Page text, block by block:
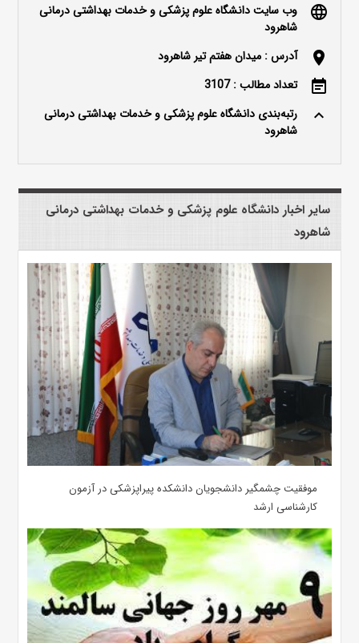
language
وب سایت دانشگاه علوم پزشکی و خدمات بهداشتی درمانی
شاهرود
location_on آدرس : میدان هفتم تیر شاهرود
event_note تعداد مطالب : 3107
keyboard_arrow_up
رتبه‌بندی دانشگاه علوم پزشکی و خدمات بهداشتی درمانی
شاهرود
سایر اخبار دانشگاه علوم پزشکی و خدمات بهداشتی درمانی
شاهرود
موفقیت چشمگیر دانشجویان دانشکده پیراپزشکی در آزمون
کارشناسی ارشد